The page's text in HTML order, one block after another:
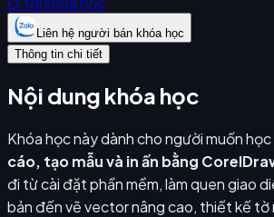
Liên hệ người bán khóa học
Thông tin chi tiết
Nội dung khóa học
Khóa học này dành cho người muốn học
cáo, tạo mẫu và in ấn bằng
đi từ cài đặt phần mềm, làm quen giao
bản đến vẽ vector nâng cao, thiết kế tờ